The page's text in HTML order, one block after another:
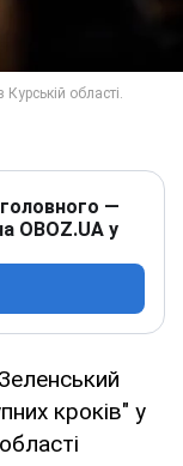
—
OBOZ.UA у
кроків" у